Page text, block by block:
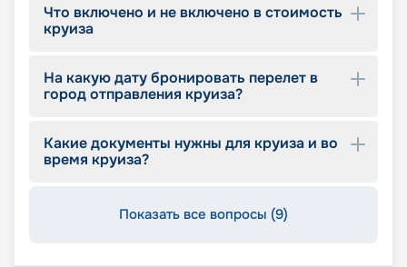
Что включено и не включено в стоимость
круиза
На какую дату бронировать перелет в
город отправления круиза?
Какие документы нужны для круиза и во
время круиза?
Показать все вопросы (9)